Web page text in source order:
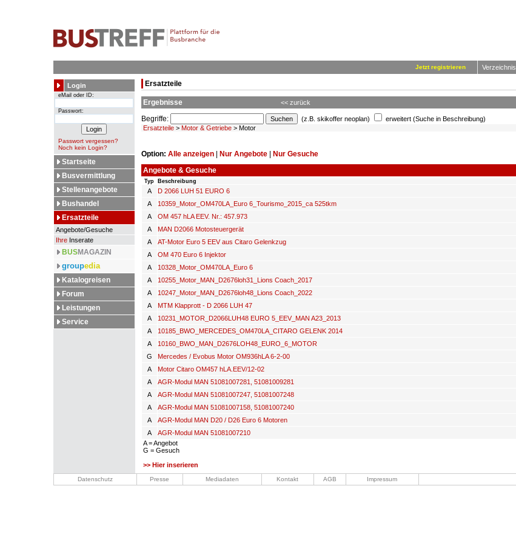
Jetzt registrieren Verzeichnis
Login
eMail oder ID:
Passwort:
Passwort vergessen?
Noch kein Login?
Startseite
Busvermittlung
Stellenangebote
Bushandel
Ersatzteile
Angebote/Gesuche
IhreInserate
BUSMAGAZIN
groupedia
Katalogreisen
Forum
Leistungen
Service
Ersatzteile
Ergebnisse << zurück
Begriffe: (z.B. skikoffer neoplan)
erweitert (Suche in Beschreibung)
Ersatzteile> Motor & Getriebe> Motor
Option: Alle anzeigen| Nur Angebote|
Nur Gesuche
Angebote & Gesuche
Typ Beschreibung
A D 2066 LUH 51 EURO 6
A
10359_Motor_OM470LA_Euro 6_Tourismo_2015_ca 525tkm
A
OM 457 hLA EEV. Nr.: 457.973
A
MAN D2066 Motosteuergerät
A
AT-Motor Euro 5 EEV aus Citaro Gelenkzug
A
OM 470 Euro 6 Injektor
A
10328_Motor_OM470LA_Euro 6
A
10255_Motor_MAN_D2676loh31_Lions Coach_2017
A
10247_Motor_MAN_D2676loh48_Lions Coach_2022
A
MTM Klapprott - D 2066 LUH 47
A
10231_MOTOR_D2066LUH48 EURO 5_EEV_MAN A23_2013
A
10185_BWO_MERCEDES_OM470LA_CITARO GELENK 2014
A
10160_BWO_MAN_D2676LOH48_EURO_6_MOTOR
G
Mercedes / Evobus Motor OM936hLA 6-2-00
A
Motor Citaro OM457 hLA.EEV/12-02
A
AGR-Modul MAN 51081007281, 51081009281
A
AGR-Modul MAN 51081007247, 51081007248
A
AGR-Modul MAN 51081007158, 51081007240
A
AGR-Modul MAN D20 / D26 Euro 6 Motoren
A
AGR-Modul MAN 51081007210
A = Angebot
G = Gesuch
>> Hier inserieren
Datenschutz Presse Mediadaten Kontakt AGB Impressum